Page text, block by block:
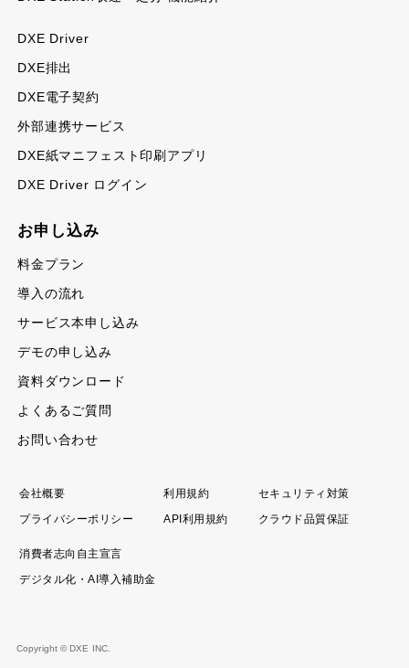
DXE Driver
DXE排出
DXE電子契約
外部連携サービス
DXE紙マニフェスト印刷アプリ
DXE Driver ログイン
お申し込み
料金プラン
導入の流れ
サービス本申し込み
デモの申し込み
資料ダウンロード
よくあるご質問
お問い合わせ
Copyright © DXE INC.
会社概要
プライバシーポリシー
利用規約
API利用規約
セキュリティ対策
クラウド品質保証
消費者志向自主宣言
デジタル化・AI導入補助金